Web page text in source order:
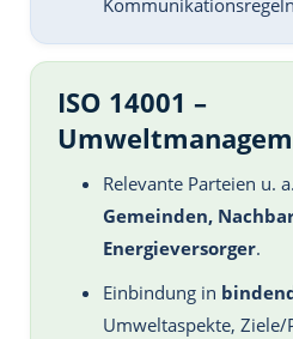
ISO 14001 –
Relevante Parteien u. a.
Gemeinden,
Energieversorger.
Einbindung in
Umweltaspekte,